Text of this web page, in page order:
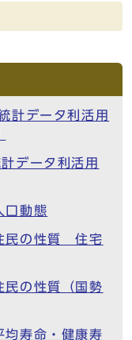
計データ利活用
データ利活用
口動態
民の性質 住宅
民の性質（国勢
均寿命・健康寿